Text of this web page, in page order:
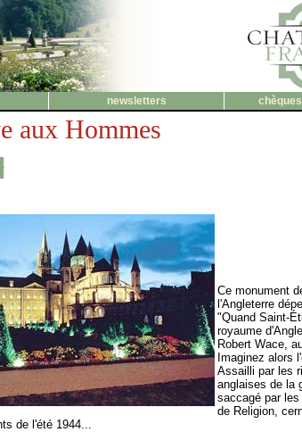
newsletters
aux Hommes
Ce monument
l'Angleterre
"Quand Saint-
royaume
Robert Wace,
Imaginez alors
Assailli par les
anglaises de la
saccagé par
de Religion,
de l'été 1944...